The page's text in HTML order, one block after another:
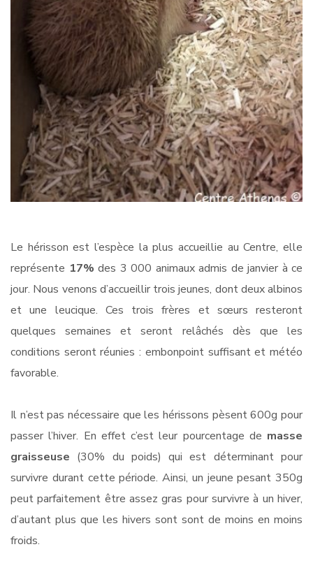
Le hérisson est l’espèce la plus accueillie au Centre, elle
représente 17% des 3 000 animaux admis de janvier à ce
jour. Nous venons d’accueillir trois jeunes, dont deux albinos
et une leucique. Ces trois frères et sœurs resteront
quelques semaines et seront relâchés dès que les
conditions seront réunies : embonpoint suffisant et météo
favorable.
Il n’est pas nécessaire que les hérissons pèsent 600g pour
passer l’hiver. En effet c’est leur pourcentage de masse
graisseuse (30% du poids) qui est déterminant pour
survivre durant cette période. Ainsi, un jeune pesant 350g
peut parfaitement être assez gras pour survivre à un hiver,
d’autant plus que les hivers sont sont de moins en moins
froids.